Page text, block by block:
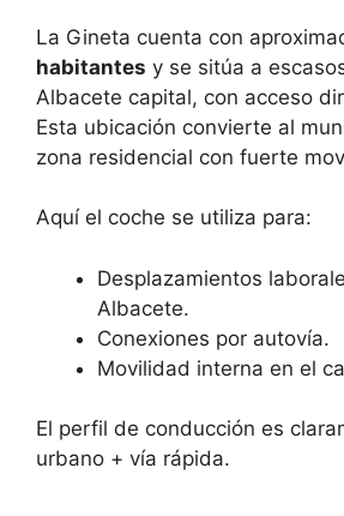
La Gineta cuenta con
habitantes y se sitúa a
Albacete capital, con acceso
Esta ubicación convierte al
zona residencial con fuerte
Aquí el coche se utiliza para:
Desplazamientos
Albacete.
Conexiones por autovía.
Movilidad interna en el
El perfil de conducción es
urbano + vía rápida.